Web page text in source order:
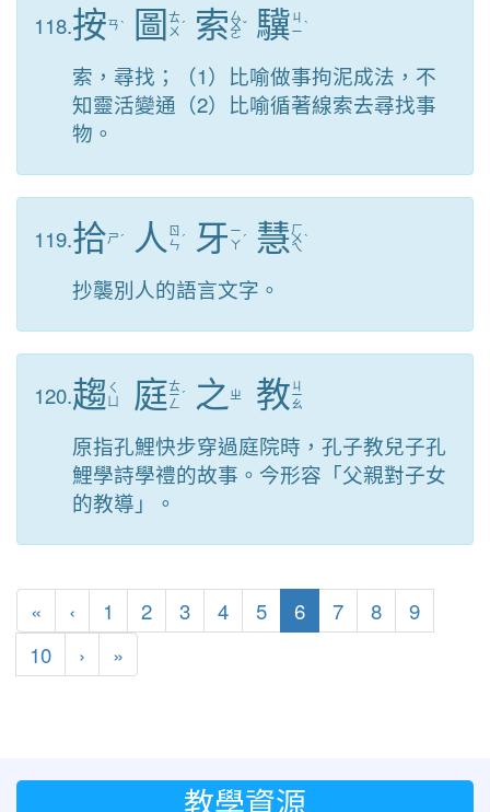
118.按ㄢˋ 圖 ㄊ
ㄨ ˊ 索 ㄙ
ㄨ
ㄛ
ˇ 驥 ㄐ
ㄧˋ
索，尋找；（1）比喻做事拘泥成法，不
知靈活變通（2）比喻循著線索去尋找事
物。
119.拾ㄕ ˊ 人 ㄖ
ㄣ ˊ 牙 ㄧ
ㄚ ˊ 慧ㄏ
ㄨ
ㄟ
ˋ
抄襲別人的語言文字。
120.趨 ㄑ
庭ㄊ
ㄧ
ㄥ
ˊ 之 ㄓ 教 ㄐ
ㄧ
ㄠ
原指孔鯉快步穿過庭院時，孔子教兒子孔
鯉學詩學禮的故事。今形容「父親對子女
的教導」。
« 第一頁
‹ 上一頁
1 2 3 4 5 6(目前頁次)
7 8
9
10
› 下一頁
»
教學資源